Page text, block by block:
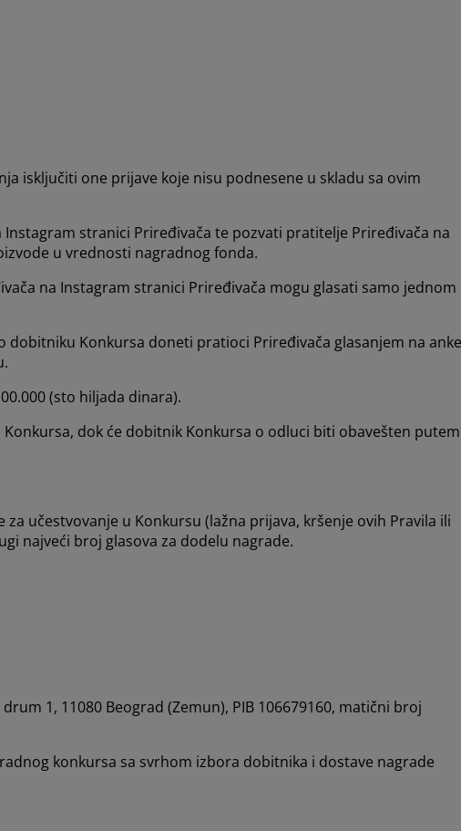
isključiti one prijave koje nisu podnesene u skladu sa ovim
stranici Priređivača te pozvati pratitelje Priređivača na
u vrednosti nagradnog fonda.
na Instagram stranici Priređivača mogu glasati samo jednom
Konkursa doneti pratioci Priređivača glasanjem na
(sto hiljada dinara).
dok će dobitnik Konkursa o odluci biti obavešten putem
učestvovanje u Konkursu (lažna prijava, kršenje ovih Pravila ili
najveći broj glasova za dodelu nagrade.
1, 11080 Beograd (Zemun), PIB 106679160, matični broj
konkursa sa svrhom izbora dobitnika i dostave nagrade